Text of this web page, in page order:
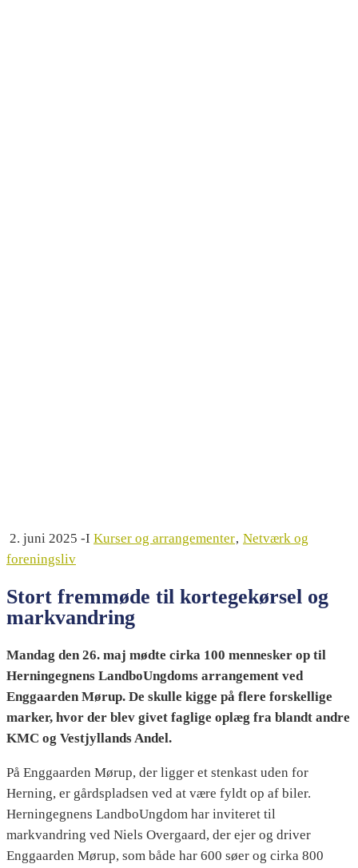
2. juni 2025 -I Kurser og arrangementer‚ Netværk og
foreningsliv
Stort fremmøde til kortegekørsel og
markvandring
Mandag den 26. maj mødte cirka 100 mennesker op til
Herningegnens LandboUngdoms arrangement ved
Enggaarden Mørup. De skulle kigge på flere forskellige
marker, hvor der blev givet faglige oplæg fra blandt andre
KMC og Vestjyllands Andel.
På Enggaarden Mørup, der ligger et stenkast uden for
Herning, er gårdspladsen ved at være fyldt op af biler.
Herningegnens LandboUngdom har inviteret til
markvandring ved Niels Overgaard, der ejer og driver
Enggaarden Mørup, som både har 600 søer og cirka 800